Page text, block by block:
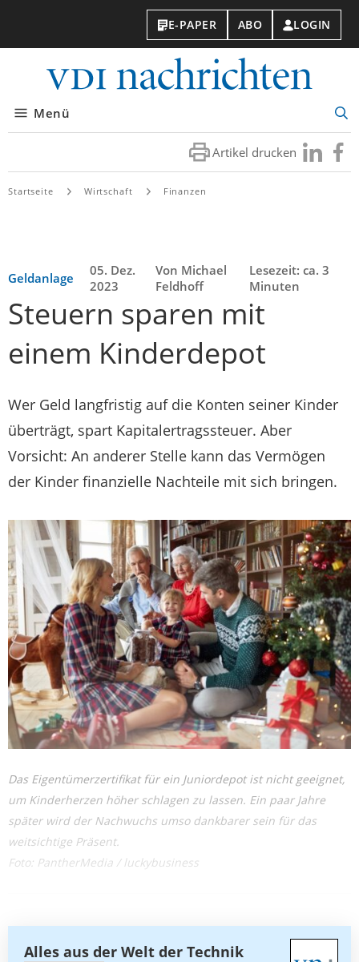
E-PAPER ABO LOGIN
Menü
Artikel drucken Besuchen
Sie
Sie
Startseite Wirtschaft Finanzen
Geldanlage
05. Dez.
2023
Von Michael
Feldhoff
Lesezeit: ca. 3
Minuten
Steuern sparen mit
einem Kinderdepot
Wer Geld langfristig auf die Konten seiner Kinder
überträgt, spart Kapitalertragssteuer. Aber
Vorsicht: An anderer Stelle kann das Vermögen
der Kinder finanzielle Nachteile mit sich bringen.
Das Eigentümerzertifikat für ein Juniordepot ist nicht geeignet,
um Kinderherzen höher schlagen zu lassen. Ein paar Jahre
später wird der Nachwuchs umso dankbarer sein für das
weitsichtige Präsent.
Foto: PantherMedia / luckybusiness
Alles aus der Welt der Technik